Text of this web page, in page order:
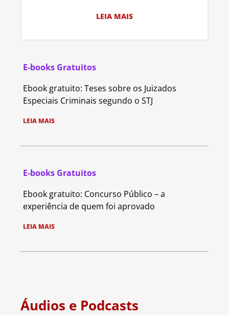
LEIA MAIS
E-books Gratuitos
Ebook gratuito: Teses sobre os Juizados
Especiais Criminais segundo o STJ
LEIA MAIS
E-books Gratuitos
Ebook gratuito: Concurso Público – a
experiência de quem foi aprovado
LEIA MAIS
Áudios e Podcasts